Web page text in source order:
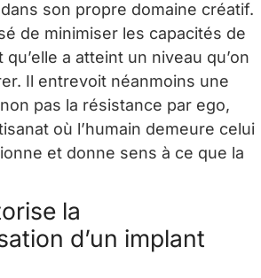
son propre domaine créatif.
de minimiser les capacités de
qu’elle a atteint un niveau qu’on
Il entrevoit néanmoins une
pas la résistance par ego,
où l’humain demeure celui
et donne sens à ce que la
la
d’un implant